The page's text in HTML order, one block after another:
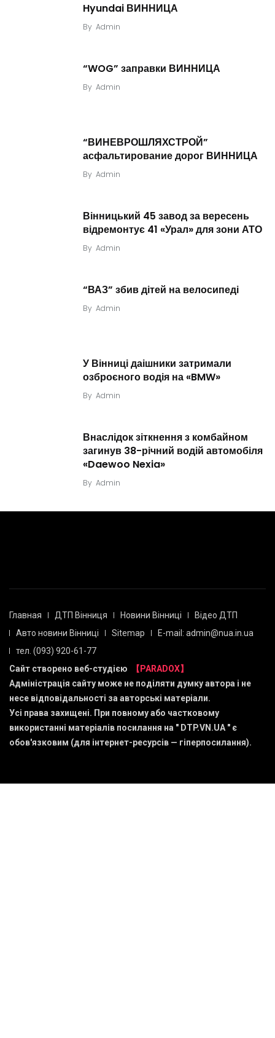
Hyundai ВИННИЦА
By Admin
“WOG” заправки ВИННИЦА
By Admin
“ВИНЕВРОШЛЯХСТРОЙ”
асфальтирование дорог ВИННИЦА
By Admin
Вінницький 45 завод за вересень
відремонтує 41 «Урал» для зони АТО
By Admin
“ВАЗ” збив дітей на велосипеді
By Admin
У Вінниці даішники затримали
озброєного водія на «BMW»
By Admin
Внаслідок зіткнення з комбайном
загинув 38-річний водій автомобіля
«Daewoo Nexia»
By Admin
Главная ДТП Вінниця Новини Вінниці
Відео ДТП
Авто новини Вінниці
Sitemap
E-mail: admin@nua.in.ua
тел. (093) 920-61-77
Сайт створено веб-студією
【PARADOX】
Адміністрація сайту може не поділяти думку автора і не
несе відповідальності за авторські матеріали.
Усі права захищені. При повному або частковому
використанні матеріалів посилання на " DTP.VN.UA " є
обов'язковим (для інтернет-ресурсів — гіперпосилання).